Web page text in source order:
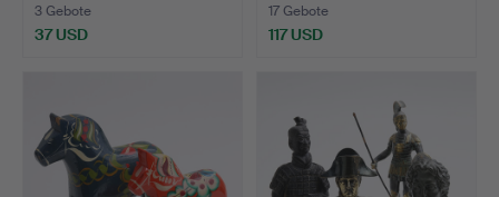
3 Gebote
37 USD
17 Gebote
117 USD